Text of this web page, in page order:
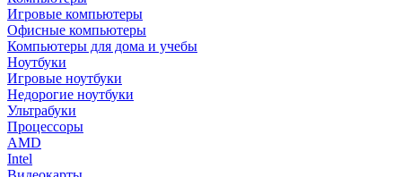
Игровые компьютеры
Офисные компьютеры
Компьютеры для дома и учебы
Ноутбуки
Игровые ноутбуки
Недорогие ноутбуки
Ультрабуки
Процессоры
AMD
Intel